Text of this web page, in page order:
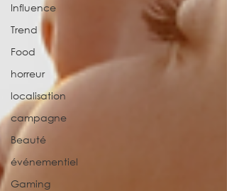
Influence
Trend
Food
horreur
localisation
campagne
Beauté
événementiel
Gaming